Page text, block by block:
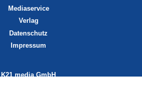
Mediaservice
Verlag
Datenschutz
Impressum
K21 media GmbH